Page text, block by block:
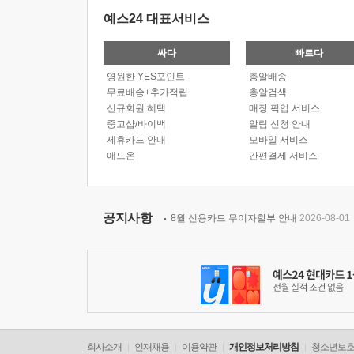
예스24 대표서비스
싸다
영원한 YES포인트
무료배송+추가적립
신규회원 혜택
중고샵/바이백
제휴카드 안내
애드온
빠르다
총알배송
총알검색
매장 픽업 서비스
알림 신청 안내
모바일 서비스
간편결제 서비스
공지사항 8월 신용카드 무이자할부 안내 2026-08-01
회사소개 인재채용 이용약관 개인정보처리방침 청소년보